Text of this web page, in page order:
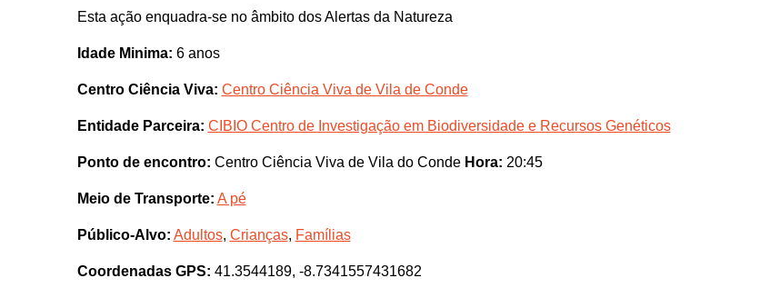
Esta ação enquadra-se no âmbito dos Alertas da Natureza
Idade Minima: 6 anos
Centro Ciência Viva: Centro Ciência Viva de Vila de Conde
Entidade Parceira: CIBIO Centro de Investigação em Biodiversidade e Recursos Genéticos
Ponto de encontro: Centro Ciência Viva de Vila do Conde Hora: 20:45
Meio de Transporte: A pé
Público-Alvo: Adultos, Crianças, Famílias
Coordenadas GPS: 41.3544189, -8.7341557431682